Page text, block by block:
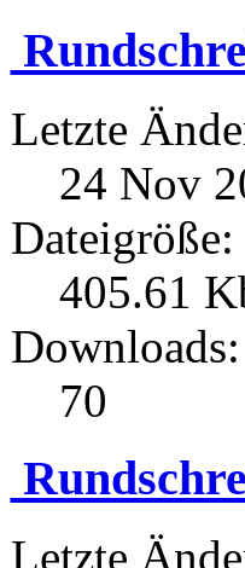
Letzte
24 Nov
Dateigröße:
405.61
Downloads:
70
Letzte